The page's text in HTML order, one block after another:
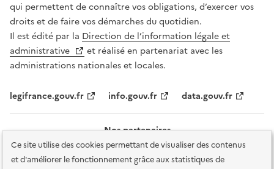
Ce site utilise des cookies permettant de visualiser des contenus
et d'améliorer le fonctionnement grâce aux statistiques de
qui permettent de connaître vos obligations, d’exercer vos
droits et de faire vos démarches du quotidien.
Il est édité par la Direction de l’information légale et
administrative
et réalisé en partenariat avec les
administrations nationales et locales.
legifrance.gouv.fr info.gouv.fr data.gouv.fr
Nos partenaires